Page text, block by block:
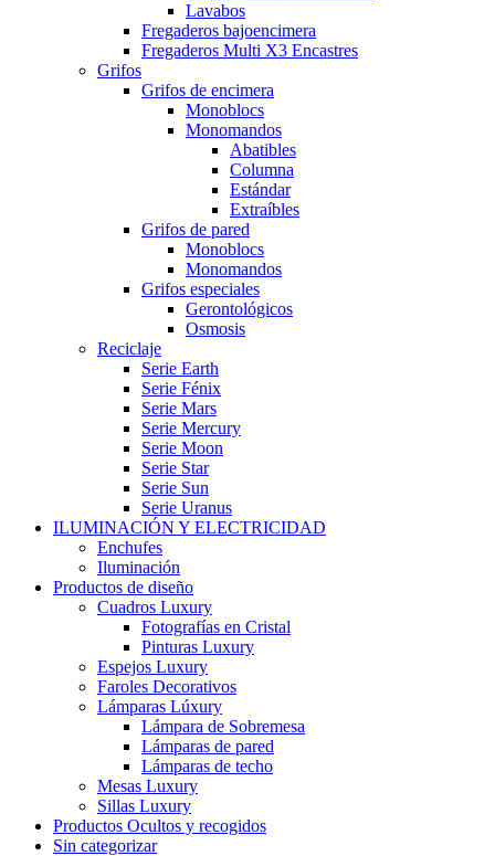
Lavabos
Fregaderos bajoencimera
Fregaderos Multi X3 Encastres
Grifos
Grifos de encimera
Monoblocs
Monomandos
Abatibles
Columna
Estándar
Extraíbles
Grifos de pared
Monoblocs
Monomandos
Grifos especiales
Gerontológicos
Osmosis
Reciclaje
Serie Earth
Serie Fénix
Serie Mars
Serie Mercury
Serie Moon
Serie Star
Serie Sun
Serie Uranus
ILUMINACIÓN Y ELECTRICIDAD
Enchufes
Iluminación
Productos de diseño
Cuadros Luxury
Fotografías en Cristal
Pinturas Luxury
Espejos Luxury
Faroles Decorativos
Lámparas Lúxury
Lámpara de Sobremesa
Lámparas de pared
Lámparas de techo
Mesas Luxury
Sillas Luxury
Productos Ocultos y recogidos
Sin categorizar